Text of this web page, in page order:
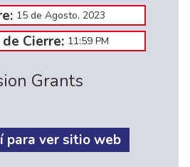
15 de Agosto, 2023
Cierre: 11:59 PM
Grants
para ver sitio web